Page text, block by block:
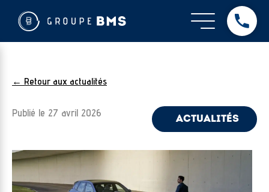
← Retour aux actualités
Publié le 27 avril 2026
ACTUALITÉS